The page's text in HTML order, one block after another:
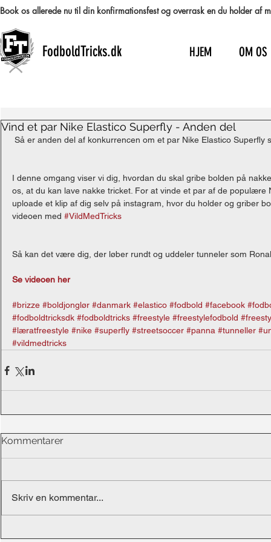
Book os allerede nu til din konfirmationsfest og overrask en du holder af
FodboldTricks.dk HJEM OM OS
Vind et par Nike Elastico Superfly - Anden del
Så er anden del af konkurrencen om et par Nike Elastico Superfly
I denne omgang viser vi dig, hvordan du skal gribe bolden på
os, at du kan lave nakke tricket. For at vinde et par af de populære
uploade et klip af dig selv på instagram, hvor du holder og griber
videoen med #VildMedTricks
Så kan det være dig, der løber rundt og uddeler tunneler som
Se videoen her
#brizze #boldjonglør #danmark #elastico #fodbold #facebook
#fodboldtricksdk #fodboldtricks #freestyle #freestylefodbold
#læratfreestyle #nike #superfly #streetsoccer #panna #tunneller
#vildmedtricks
Kommentarer
Skriv en kommentar...